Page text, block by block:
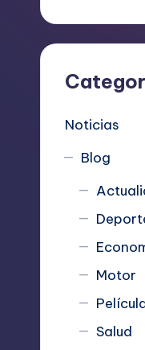
R
e
Noticias
Blog
Motor
Salud